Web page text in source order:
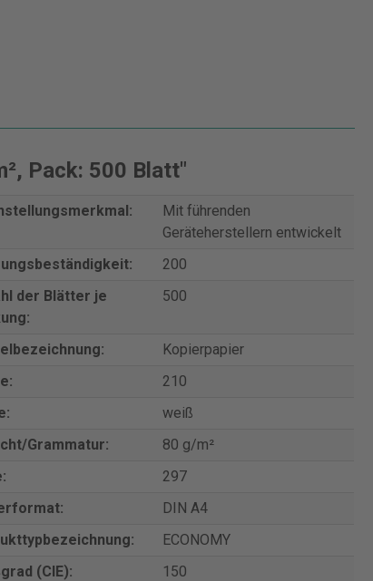
Pack: 500 Blatt"
Mit führenden
Geräteherstellern entwickelt
200
der Blätter je
500
Kopierpapier
210
weiß
Grammatur:
80 g/m²
297
DIN A4
ECONOMY
(CIE):
150